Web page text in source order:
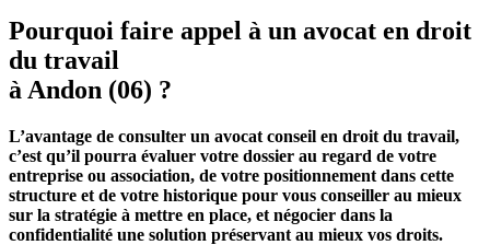
Pourquoi faire appel à un avocat en droit
du travail
à Andon (06) ?
L’avantage de consulter un avocat conseil en droit du travail,
c’est qu’il pourra évaluer votre dossier au regard de votre
entreprise ou association, de votre positionnement dans cette
structure et de votre historique pour vous conseiller au mieux
sur la stratégie à mettre en place, et négocier dans la
confidentialité une solution préservant au mieux vos droits.